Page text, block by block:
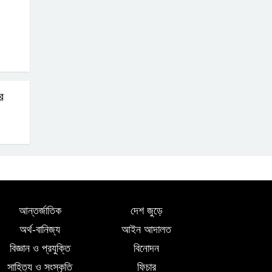
আন্তর্জাতিক
দেশ জুড়ে
অর্থ-বানিজ্য
আইন আদালত
বিজ্ঞান ও প্রযুক্তি
বিনোদন
সাহিত্য ও সংস্কৃতি ফিচার